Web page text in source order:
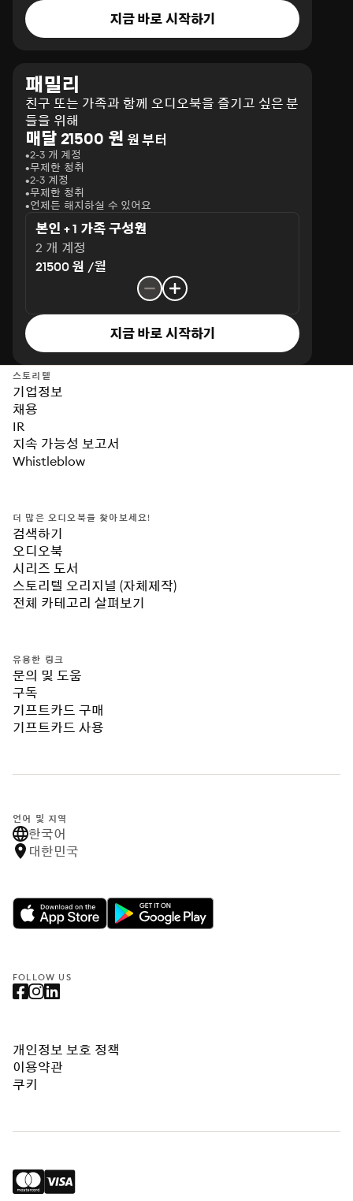
지금 바로 시작하기
패밀리
친구 또는 가족과 함께 오디오북을 즐기고 싶은 분
들을 위해
매달 21500 원 원 부터
2-3 개 계정
무제한 청취
2-3 계정
무제한 청취
언제든 해지하실 수 있어요
본인 + 1 가족 구성원
2 개 계정
21500 원 /월
지금 바로 시작하기
스토리텔
기업정보
채용
IR
지속 가능성 보고서
Whistleblow
더 많은 오디오북을 찾아보세요!
검색하기
오디오북
시리즈 도서
스토리텔 오리지널 (자체제작)
전체 카테고리 살펴보기
유용한 링크
문의 및 도움
구독
기프트카드 구매
기프트카드 사용
언어 및 지역
한국어
대한민국
FOLLOW US
개인정보 보호 정책
이용약관
쿠키